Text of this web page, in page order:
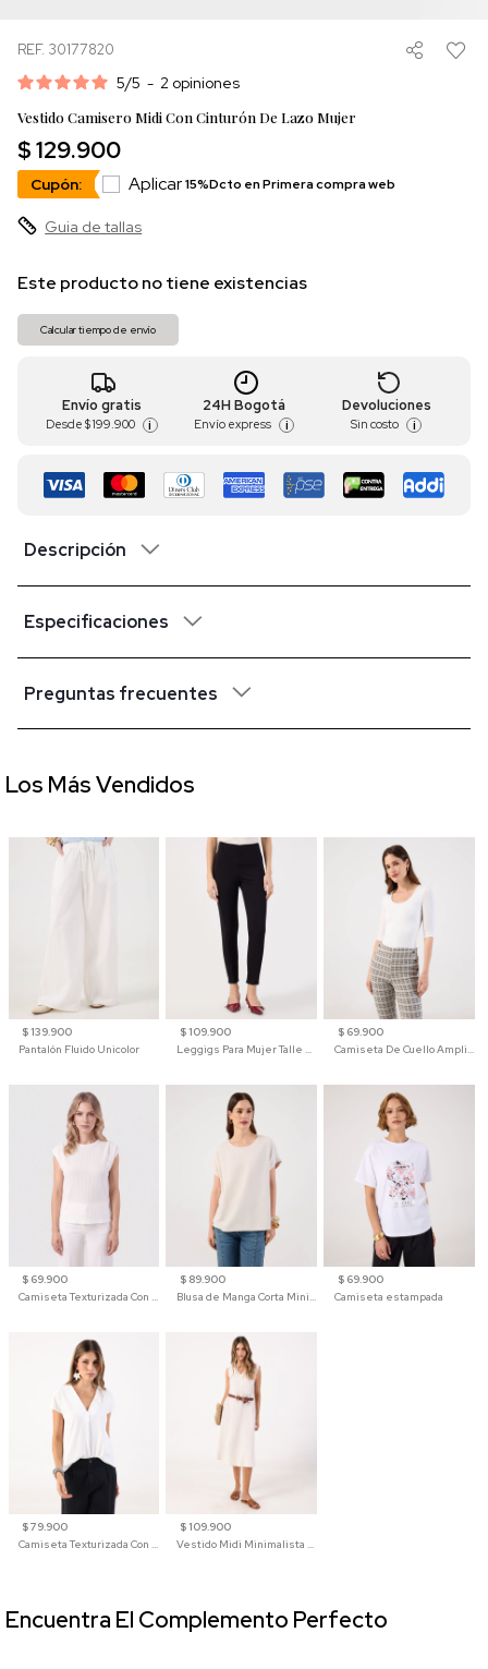
REF. 30177820
5/5 - 2 opiniones
Vestido Camisero Midi Con Cinturón De Lazo Mujer
$ 129.900
Cupón: Aplicar15%Dcto en Primera compra web
Guia de tallas
Este producto no tiene existencias
Calcular tiempo de envío
Envío gratis
Desde $ 199.900 i
24H Bogotá
Envío express i
Devoluciones
Sin costo i
Descripción
Especificaciones
Preguntas frecuentes
$ 139.900
Pantalón Fluido Unicolor
$ 109.900
Leggigs Para Mujer Talle Alto Liso
$ 69.900
Camiseta De Cuello Amplio Y Manga 3/4 Para Mujer
$ 69.900
Camiseta Texturizada Con Hombro Caído Para Mujer
$ 89.900
Blusa de Manga Corta Minimalista para Mujer
$ 69.900
Camiseta estampada
$ 79.900
$ 109.900
Los Más Vendidos
Encuentra El Complemento Perfecto